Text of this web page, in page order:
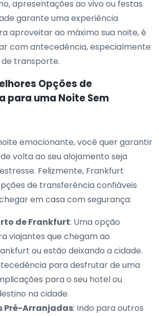
apresentações ao vivo ou festas
garante uma experiência
aproveitar ao máximo sua noite, é
com antecedência, especialmente
transporte.
Opções de
para uma Noite Sem
emocionante, você quer garantir
volta ao seu alojamento seja
Felizmente, Frankfurt
de transferência confiáveis
em casa com segurança:
de Frankfurt: Uma opção
viajantes que chegam ao
ou estão deixando a cidade.
para desfrutar de uma
para o seu hotel ou
na cidade.
Pré-Arranjadas: Indo para outros